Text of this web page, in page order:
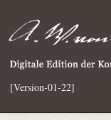
[Version-01-22]